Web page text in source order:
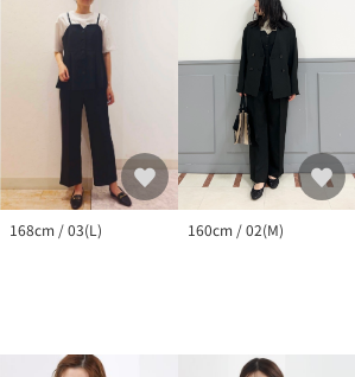
168cm / 03(L) 160cm / 02(M)